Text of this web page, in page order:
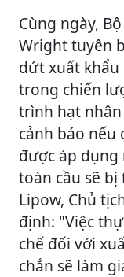
Cùng ngày,
Wright tuyên
dứt xuất
trong chiến
trình hạt nhân
cảnh báo nếu
được áp
toàn cầu sẽ
Lipow, Chủ
định: "Việc
chế đối với
chắn sẽ làm